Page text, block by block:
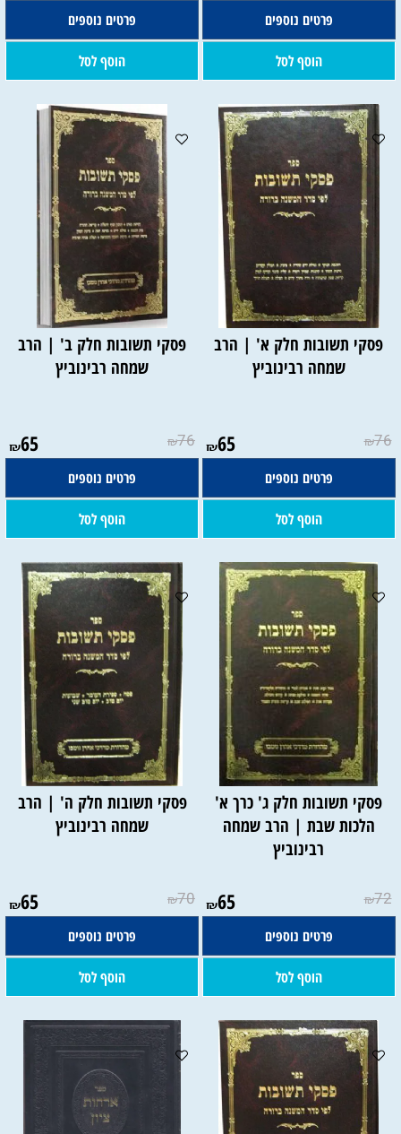
פרטים נוספים
הוסף לסל
פרטים נוספים
הוסף לסל
פסקי תשובות חלק א' | הרב
שמחה רבינוביץ
₪76
₪65
פרטים נוספים
הוסף לסל
פסקי תשובות חלק ב' | הרב
שמחה רבינוביץ
₪76
₪65
פרטים נוספים
הוסף לסל
פסקי תשובות חלק ג' כרך א'
הלכות שבת | הרב שמחה
רבינוביץ
₪72
₪65
פרטים נוספים
הוסף לסל
פסקי תשובות חלק ה' | הרב
שמחה רבינוביץ
₪70
₪65
פרטים נוספים
הוסף לסל